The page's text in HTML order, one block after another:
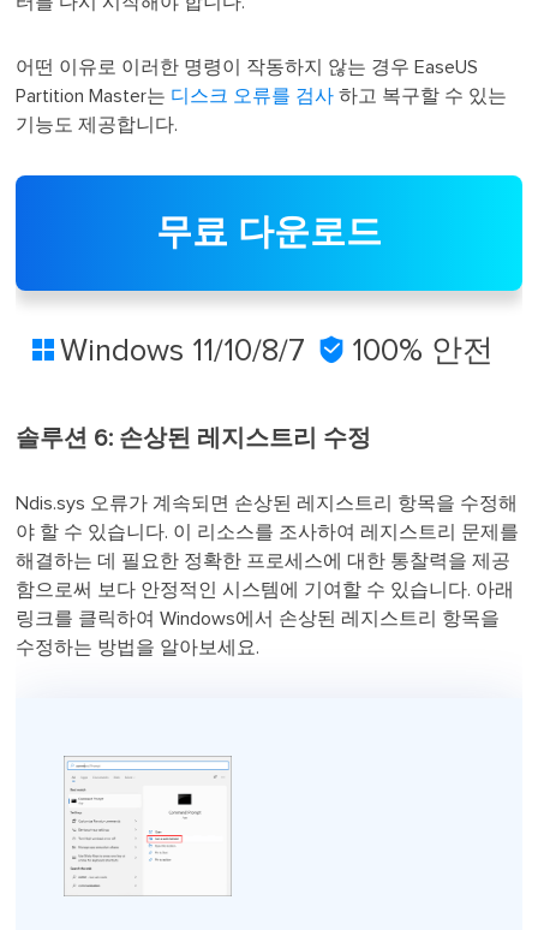
어떤 이유로 이러한 명령이 작동하지 않는 경우 EaseUS
Partition Master는 디스크 오류를 검사 하고 복구할 수 있는
기능도 제공합니다.
무료 다운로드
 Windows 11/10/8/7  100% 안전
솔루션 6: 손상된 레지스트리 수정
Ndis.sys 오류가 계속되면 손상된 레지스트리 항목을 수정해
야 할 수 있습니다. 이 리소스를 조사하여 레지스트리 문제를
해결하는 데 필요한 정확한 프로세스에 대한 통찰력을 제공
함으로써 보다 안정적인 시스템에 기여할 수 있습니다. 아래
링크를 클릭하여 Windows에서 손상된 레지스트리 항목을
수정하는 방법을 알아보세요.